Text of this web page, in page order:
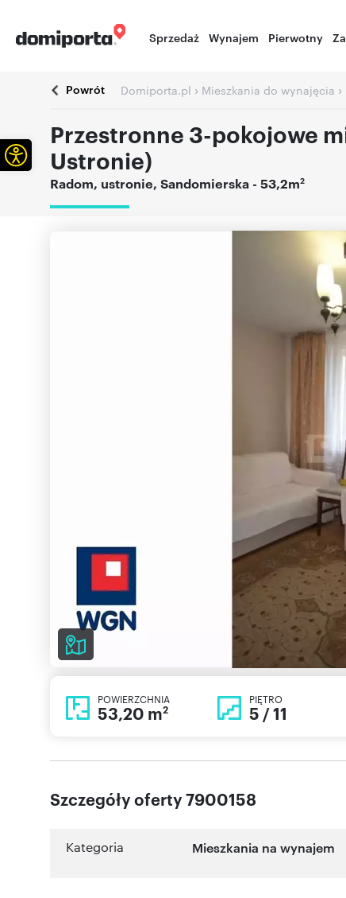
Sprzedaż Wynajem Pierwotny
Powrót Domiporta.pl › Mieszkania do wynajęcia ›
Przestronne 3-pokojowe
Ustronie)
Radom, ustronie, Sandomierska - 53,2m2
POWIERZCHNIA
53,20 m2
PIĘTRO
5 / 11
Szczegóły oferty 7900158
Kategoria Mieszkania na wynajem
Otwórz pasek narzędzi